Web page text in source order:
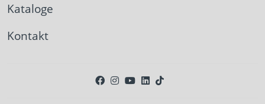
Kataloge
Kontakt